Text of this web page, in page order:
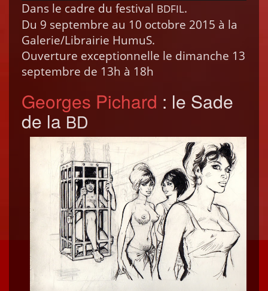
Dans le cadre du fes­ti­val BDFIL.
Du 9 sep­tem­bre au 10 octo­bre 2015 à la
Galerie/Librairie HumuS.
Ouver­ture excep­tion­nelle le dimanche 13
sep­tem­bre de 13h à 18h
Georges Pichard : le Sade
de laBD